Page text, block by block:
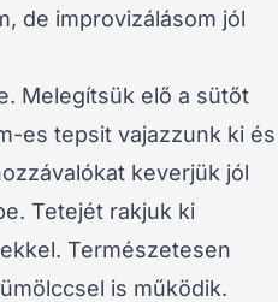
de improvizálásom jól
Melegítsük elő a sütőt
es tepsit vajazzunk ki és
keverjük jól
Tetejét rakjuk ki
Természetesen
is működik.